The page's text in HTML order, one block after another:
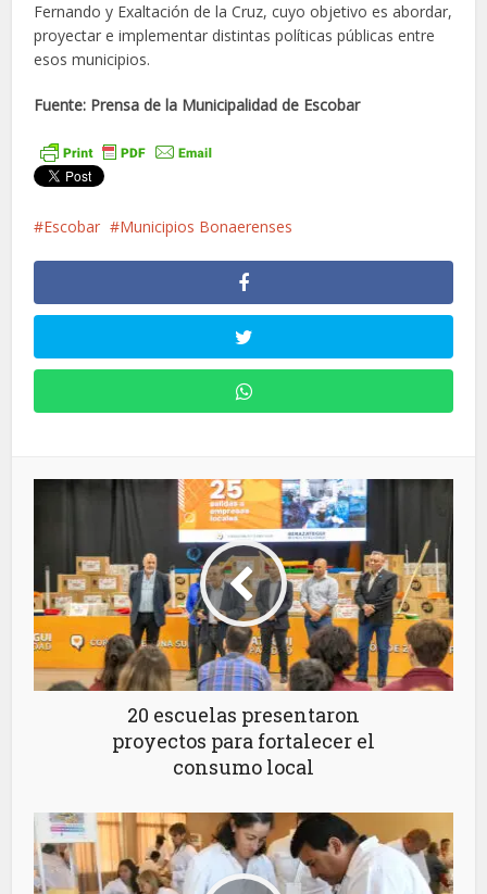
Fernando y Exaltación de la Cruz, cuyo objetivo es abordar,
proyectar e implementar distintas políticas públicas entre
esos municipios.
Fuente: Prensa de la Municipalidad de Escobar
Escobar Municipios Bonaerenses
20 escuelas presentaron
proyectos para fortalecer el
consumo local